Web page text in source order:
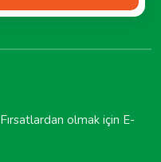
olmak için E-